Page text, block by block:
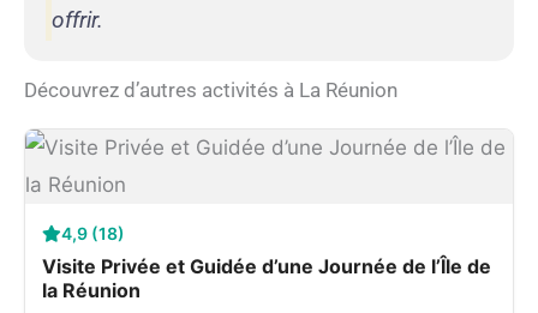
offrir.
Découvrez d’autres activités à La Réunion
4,9 (18)
Visite Privée et Guidée d’une Journée de l’Île de
la Réunion